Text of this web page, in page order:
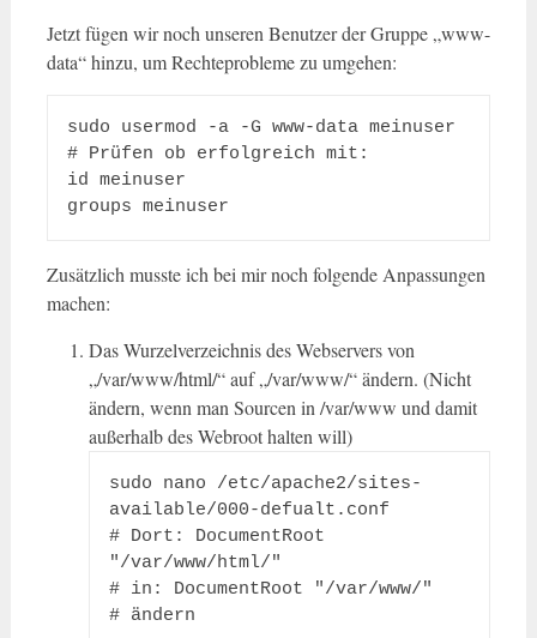
Jetzt fügen wir noch unseren Benutzer der Gruppe „www-
data“ hinzu, um Rechteprobleme zu umgehen:
sudo usermod -a -G www-data meinuser
# Prüfen ob erfolgreich mit:
id meinuser
groups meinuser
Zusätzlich musste ich bei mir noch folgende Anpassungen
machen:
Das Wurzelverzeichnis des Webservers von
„/var/www/html/“ auf „/var/www/“ ändern. (Nicht
ändern, wenn man Sourcen in /var/www und damit
außerhalb des Webroot halten will)
sudo nano /etc/apache2/sites-
available/000-defualt.conf
# Dort: DocumentRoot
"/var/www/html/"
# in: DocumentRoot "/var/www/"